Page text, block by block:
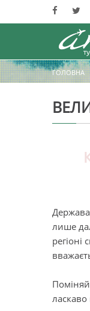
ГОЛОВНА
Держава
лише
регіоні